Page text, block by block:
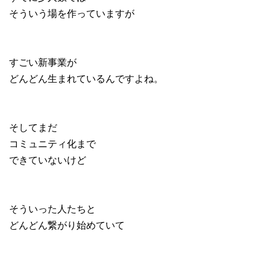
そういう場を作っていますが
すごい新事業が
どんどん生まれているんですよね。
そしてまだ
コミュニティ化まで
できていないけど
そういった人たちと
どんどん繋がり始めていて